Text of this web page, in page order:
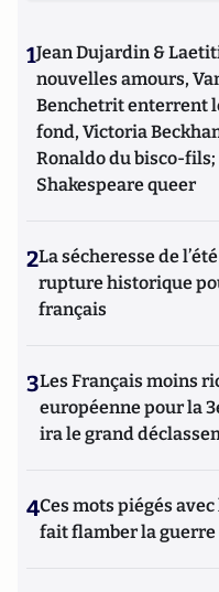
1Jean Dujardin &
nouvelles amours,
Benchetrit enterrent
fond, Victoria
Ronaldo du bisco-
Shakespeare queer
2La sécheresse de
rupture historique
français
3Les Français moins
européenne pour la
ira le grand
4Ces mots piégés
fait flamber la guerre